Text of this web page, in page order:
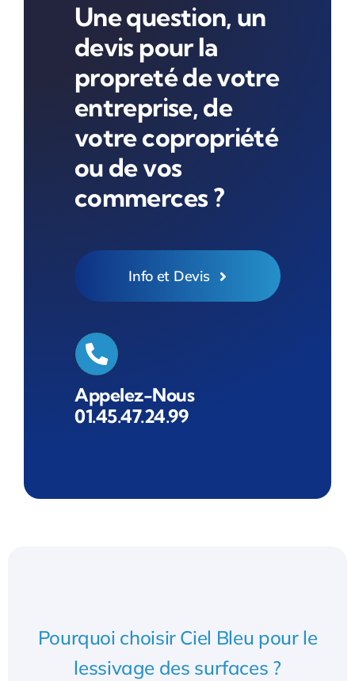
Une question, un
devis pour la
propreté de votre
entreprise, de
votre copropriété
ou de vos
commerces ?
Info et Devis
Appelez-Nous
01.45.47.24.99
Pourquoi choisir Ciel Bleu pour le
lessivage des surfaces ?